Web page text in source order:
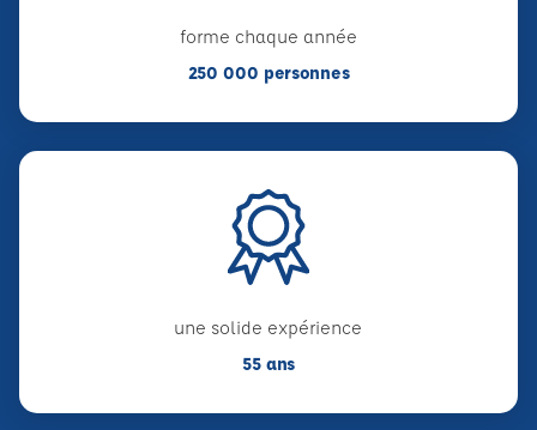
forme chaque année
250 000 personnes
une solide expérience
55 ans